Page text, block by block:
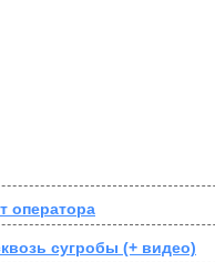
оператора
сугробы (+ видео)